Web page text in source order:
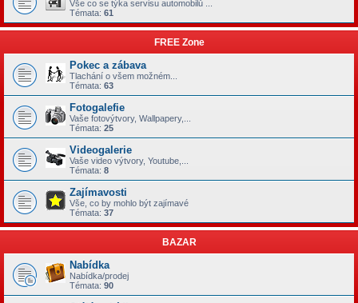
Vše co se týka servisu automobilů ...
Témata: 61
FREE Zone
Pokec a zábava
Tlachání o všem možném...
Témata: 63
Fotogalefie
Vaše fotovýtvory, Wallpapery,...
Témata: 25
Videogalerie
Vaše video výtvory, Youtube,...
Témata: 8
Zajímavosti
Vše, co by mohlo být zajímavé
Témata: 37
BAZAR
Nabídka
Nabídka/prodej
Témata: 90